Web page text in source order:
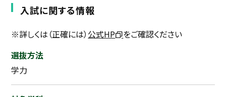
インターンシップ・イベントをさがす
高専OBOGをさがす
高専プラスセミナー
入試に関する情報
※詳しくは（正確には） 公式HP
をご確認ください
選抜方法
学力